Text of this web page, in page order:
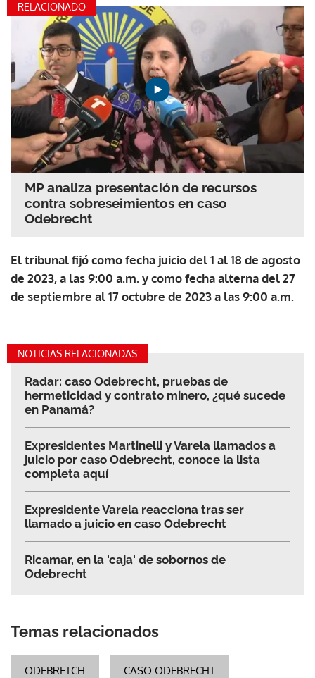
RELACIONADO
MP analiza presentación de recursos
contra sobreseimientos en caso
Odebrecht
El tribunal fijó como fecha juicio del 1 al 18 de agosto
de 2023, a las 9:00 a.m. y como fecha alterna del 27
de septiembre al 17 octubre de 2023 a las 9:00 a.m.
NOTICIAS RELACIONADAS
Radar: caso Odebrecht, pruebas de
hermeticidad y contrato minero, ¿qué sucede
en Panamá?
Expresidentes Martinelli y Varela llamados a
juicio por caso Odebrecht, conoce la lista
completa aquí
Expresidente Varela reacciona tras ser
llamado a juicio en caso Odebrecht
Ricamar, en la 'caja' de sobornos de
Odebrecht
Temas relacionados
ODEBRETCH CASO ODEBRECHT